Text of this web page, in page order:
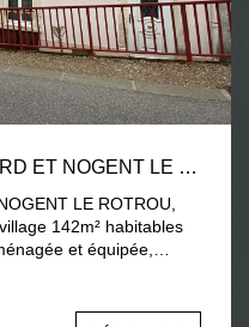
ENTRE LA FERTE-BERNARD ET NOGENT LE ROTROU, MAISON 3 CHAMBRES
LE ROTROU,
142m² habitables
et équipée,
bureau, salle
aménageable.